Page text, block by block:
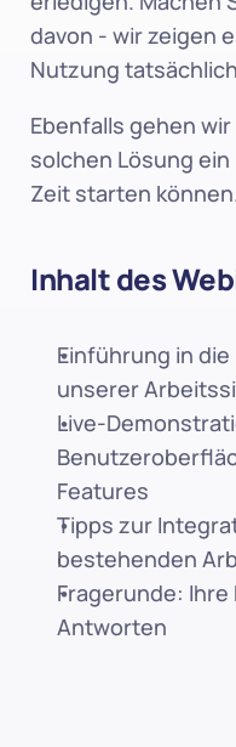
davon - wir zeigen
Nutzung
Ebenfalls gehen
solchen Lösung
Zeit starten
Inhalt des
Einführung in
unserer
Live-
Features
Tipps zur
bestehenden
Fragerunde:
Antworten